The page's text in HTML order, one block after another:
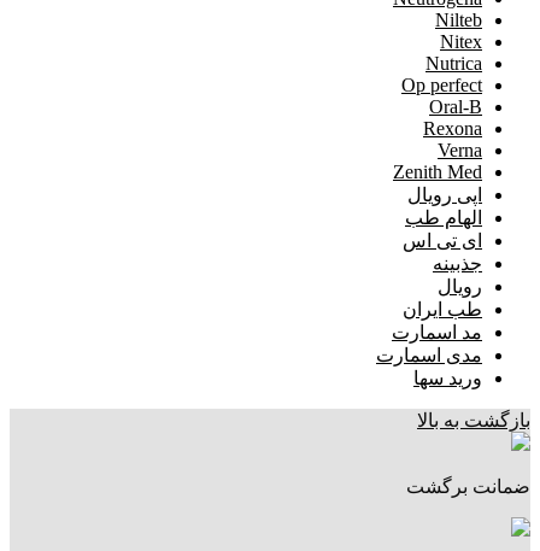
Nilteb
Nitex
Nutrica
Op perfect
Oral-B
Rexona
Verna
Zenith Med
اپی رویال
الهام طب
ای تی اس
جذبینه
رویال
طب ایران
مد اسمارت
مدی اسمارت
ورید سها
بازگشت به بالا
ضمانت برگشت